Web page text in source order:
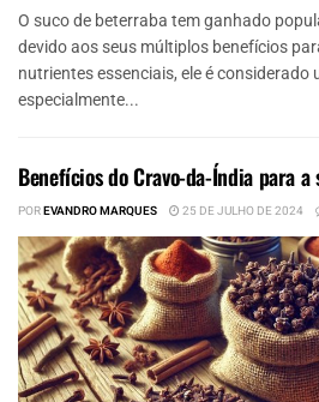
O suco de beterraba tem ganhado
devido aos seus múltiplos benefícios
nutrientes essenciais, ele é considerado
especialmente...
Benefícios do Cravo-da-Índia para a
POREVANDRO MARQUES 25 DE JULHO DE 2024